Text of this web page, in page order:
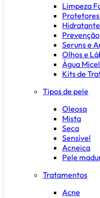
Limpeza
Prevenção
Seruns e
Olhos e
Água
Kits de
Tipos de pele
Oleosa
Mista
Seca
Sensível
Acneica
Pele
Tratamentos
Acne